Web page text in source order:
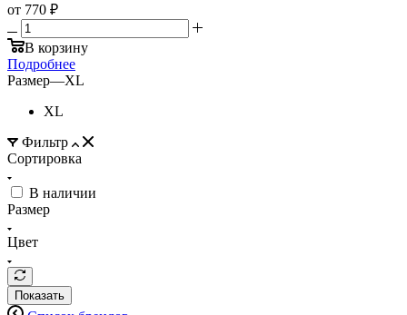
от 770 ₽
В корзину
Подробнее
Размер—XL
XL
Фильтр
Сортировка
В наличии
Размер
Цвет
Показать